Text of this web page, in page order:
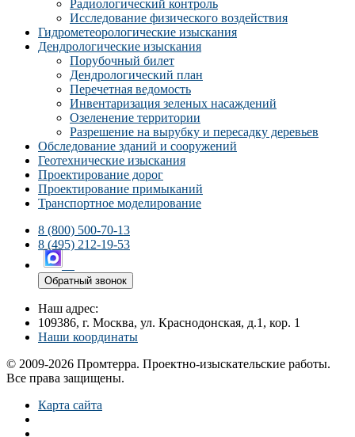
Радиологический контроль
Исследование физического воздействия
Гидрометеорологические изыскания
Дендрологические изыскания
Порубочный билет
Дендрологический план
Перечетная ведомость
Инвентаризация зеленых насаждений
Озеленение территории
Разрешение на вырубку и пересадку деревьев
Обследование зданий и сооружений
Геотехнические изыскания
Проектирование дорог
Проектирование примыканий
Транспортное моделирование
8 (800) 500-70-13
8 (495) 212-19-53
Обратный звонок
Наш адрес:
109386, г. Москва, ул. Краснодонская, д.1, кор. 1
Наши координаты
© 2009-2026 Промтерра. Проектно-изыскательские работы.
Все права защищены.
Карта сайта